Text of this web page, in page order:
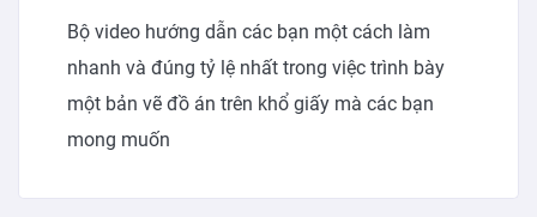
Bộ video hướng dẫn các bạn một cách làm
nhanh và đúng tỷ lệ nhất trong việc trình bày
một bản vẽ đồ án trên khổ giấy mà các bạn
mong muốn